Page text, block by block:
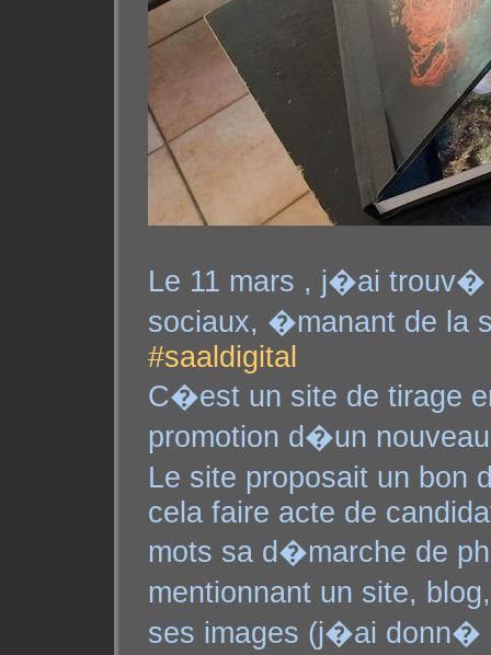
Le 11 mars , j�ai
sociaux, �manant de
#saaldigital
C�est un site de tirage
promotion d�un
Le site proposait un
cela faire acte de
mots sa d�marche de
mentionnant un site,
ses images (j�ai donn�